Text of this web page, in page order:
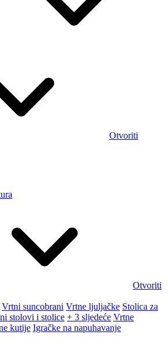
Otvoriti
Otvoriti
Vrtni suncobrani Vrtne ljuljačke Stolica za
stolovi i stolice + 3 sljedeće Vrtne
kutije Igračke na napuhavanje